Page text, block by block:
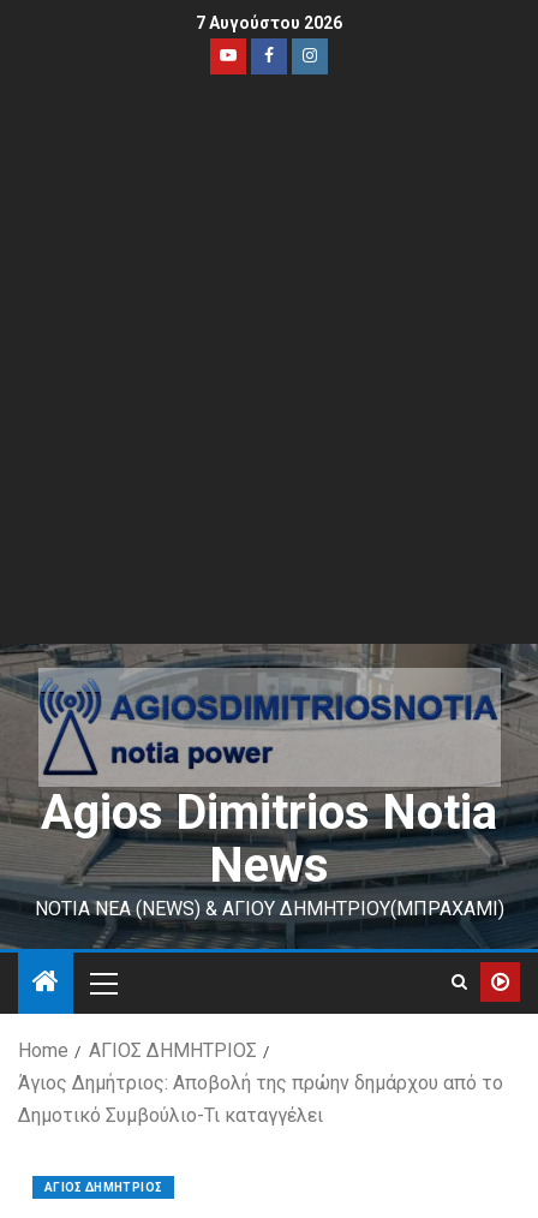
7 Αυγούστου 2026
Agios Dimitrios Notia
News
ΝΟΤΙΑ ΝΕΑ (NEWS) & ΑΓΙΟΥ ΔΗΜΗΤΡΙΟΥ(ΜΠΡΑΧΑΜΙ)
Home
ΑΓΙΟΣ ΔΗΜΗΤΡΙΟΣ
Άγιος Δημήτριος: Αποβολή της πρώην δημάρχου από το
Δημοτικό Συμβούλιο-Τι καταγγέλει
ΑΓΙΟΣ ΔΗΜΗΤΡΙΟΣ